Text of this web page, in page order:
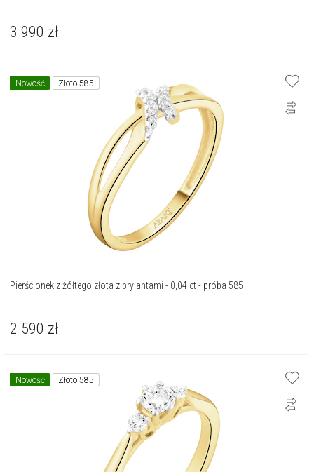
3 990 zł
Nowość Złoto 585
Pierścionek z żółtego złota z brylantami - 0,04 ct - próba 585
2 590 zł
Nowość Złoto 585